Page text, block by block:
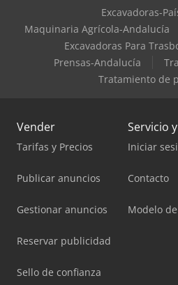
Excavadoras-
Maquinaria Agrícola-Andalucía
Excavadoras Para
Prensas-Andalucía
Tratamiento de
Vender
Tarifas y Precios
Publicar anuncios
Gestionar anuncios
Reservar publicidad
Sello de confianza
Servicio
Iniciar
Contacto
Modelo